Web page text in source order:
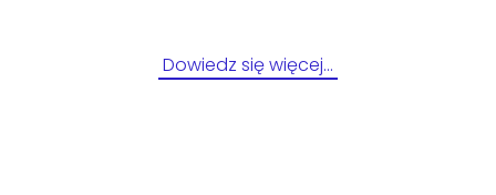
Dowiedz się więcej…